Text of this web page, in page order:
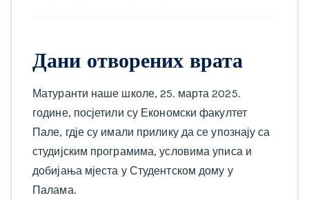
Дани отворених врата
Матуранти наше школе, 25. марта 2025.
године, посјетили су Економски факултет
Пале, гдје су имали прилику да се упознају са
студијским програмима, условима уписа и
добијања мјеста у Студентском дому у
Палама.